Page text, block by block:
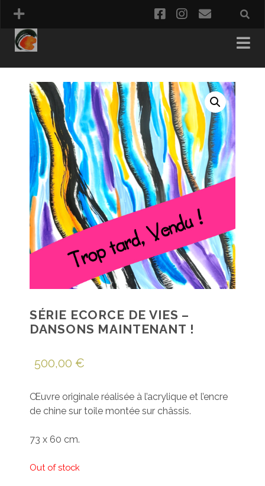
COMMANDE
facebookinstagram
email
SÉRIE ECORCE DE VIES –
DANSONS MAINTENANT !
500,00 €
Œuvre originale réalisée à l’acrylique et l’encre
de chine sur toile montée sur châssis.
73 x 60 cm.
Out of stock